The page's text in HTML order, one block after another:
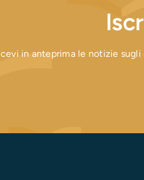
in anteprima le notizie